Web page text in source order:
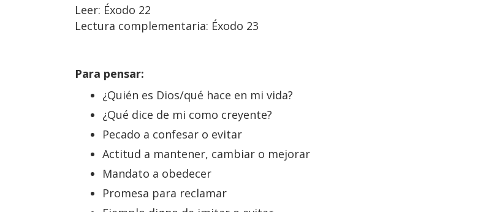
Leer: Éxodo 22
Lectura complementaria: Éxodo 23
Para pensar:
¿Quién es Dios/qué hace en mi vida?
¿Qué dice de mi como creyente?
Pecado a confesar o evitar
Actitud a mantener, cambiar o mejorar
Mandato a obedecer
Promesa para reclamar